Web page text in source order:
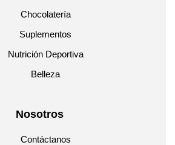
Chocolatería
Suplementos
Nutrición Deportiva
Belleza
Nosotros
Contáctanos